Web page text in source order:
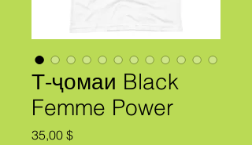
Т-ҷомаи Black
Femme Power
35,00 $Price